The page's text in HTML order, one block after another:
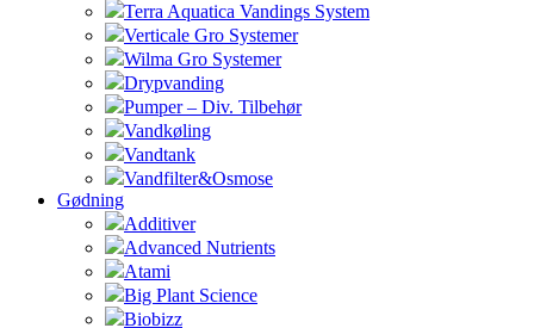
Terra Aquatica Vandings System
Verticale Gro Systemer
Wilma Gro Systemer
Drypvanding
Pumper – Div. Tilbehør
Vandkøling
Vandtank
Vandfilter&Osmose
Gødning
Additiver
Advanced Nutrients
Atami
Big Plant Science
Biobizz